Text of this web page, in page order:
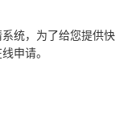
统，为了给您提供快
申请。